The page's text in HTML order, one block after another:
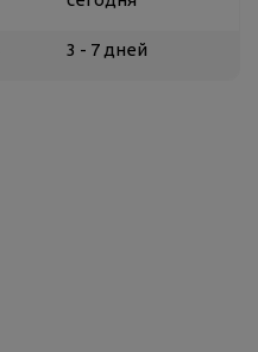
3 - 7 дней